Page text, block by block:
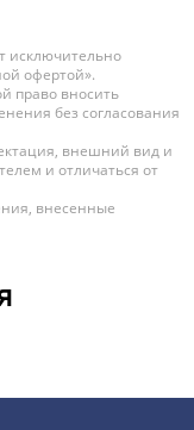
исключительно
офертой».
право вносить
без согласования
внешний вид и
и отличаться от
внесенные